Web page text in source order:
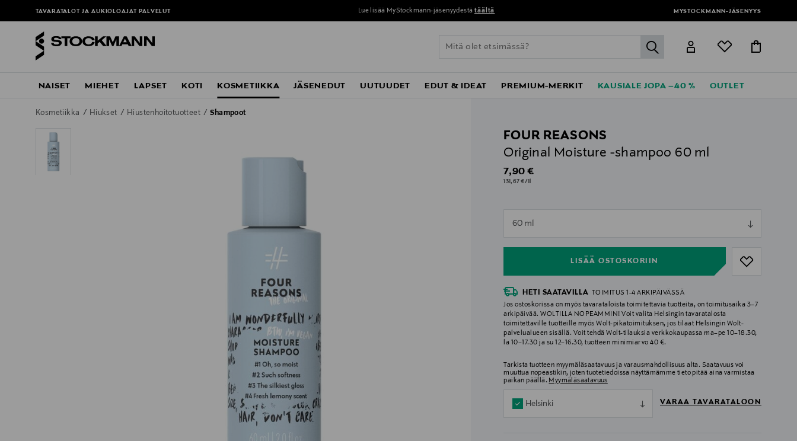
TAVARATALOT JA AUKIOLOAJAT PALVELUT Lue lisää MyStockmann-jäsenyydestä täältä MYSTOCKMANN-JÄSENYYS
label.header.go
NAISET MIEHET LAPSET KOTI KOSMETIIKKA JÄSENEDUT UUTUUDET EDUT & IDEAT PREMIUM-MERKIT KAUSIALE JOPA –40 % OUTLET
Kosmetiikka Hiukset Hiustenhoitotuotteet Shampoot
FOUR REASONS
Original Moisture -shampoo 60 ml
Original Price
7,90 €
131,67 €/1l
60 ml
LISÄÄ OSTOSKORIIN
null
HETI SAATAVILLA
TOIMITUS 1-4 ARKIPÄIVÄSSÄ
Jos ostoskorissa on myös tavarataloista toimitettavia tuotteita, on toimitusaika 3–7
arkipäivää. WOLTILLA NOPEAMMIN! Voit valita Helsingin tavaratalosta
toimitettaville tuotteille myös Wolt-pikatoimituksen, jos tilaat Helsingin Wolt-
palvelualueen sisällä. Voit tehdä Wolt-tilauksia verkkokaupassa ma–pe 10–18.30,
la 10–17.30 ja su 12–16.30, tuotteen minimiarvo 40 €.
Tarkista tuotteen myymäläsaatavuus ja varausmahdollisuus alta. Saatavuus voi
muuttua nopeastikin, joten tuotetiedoissa näyttämämme tieto pitää aina varmistaa
paikan päällä. Myymäläsaatavuus
Helsinki VARAA TAVARATALOON